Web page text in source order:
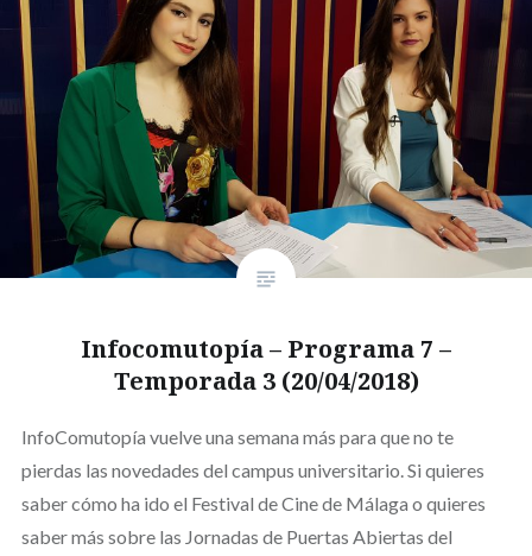
Infocomutopía – Programa 7 –
Temporada 3 (20/04/2018)
InfoComutopía vuelve una semana más para que no te
pierdas las novedades del campus universitario. Si quieres
saber cómo ha ido el Festival de Cine de Málaga o quieres
saber más sobre las Jornadas de Puertas Abiertas del